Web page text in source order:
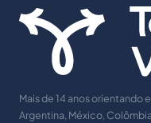
Mais de 14 anos orientando
Argentina, México,